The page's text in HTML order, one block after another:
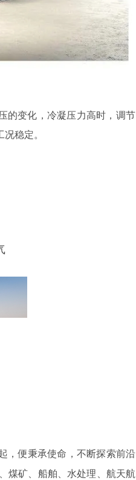
的变化，冷凝压力高时，调节
稳定。
，便秉承使命，不断探索前沿
煤矿、船舶、水处理、航天航